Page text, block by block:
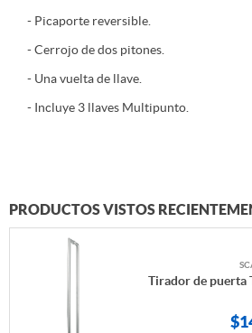
- Picaporte reversible.
- Cerrojo de dos pitones.
- Una vuelta de llave.
- Incluye 3 llaves Multipunto.
PRODUCTOS VISTOS
Tirador de puerta